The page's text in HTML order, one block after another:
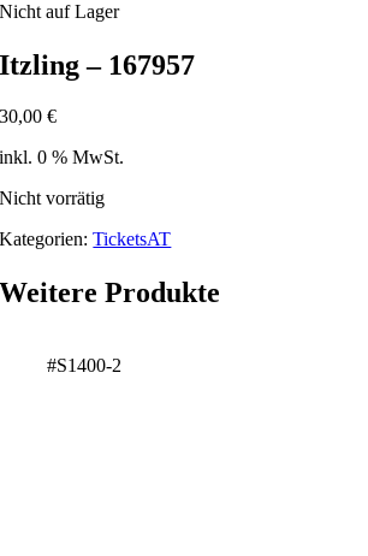
Nicht auf Lager
Itzling – 167957
30,00€
inkl. 0 % MwSt.
Nicht vorrätig
Kategorien:TicketsAT
Weitere Produkte
#S1400-2